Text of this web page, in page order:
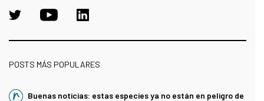
POSTS MÁS POPULARES
Buenas noticias: estas especies ya no están en peligro de